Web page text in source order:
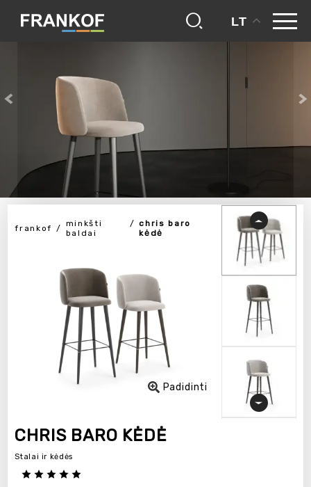
LT
frankof
minkšti
baldai
chris baro
kėdė
Padidinti
CHRIS BARO KĖDĖ
Stalai ir kėdės